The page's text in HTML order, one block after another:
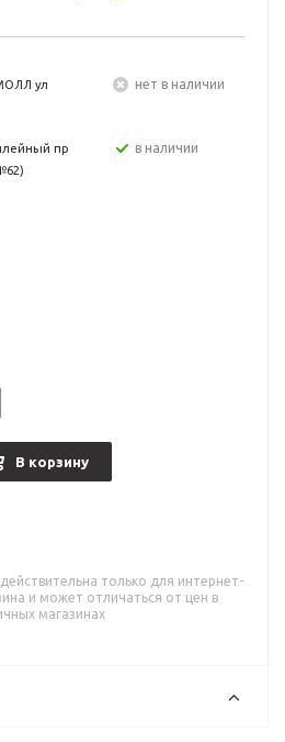
ул
Нет в наличии
пр
в наличии
В корзину
только для интернет-
и может отличаться от цен в
магазинах